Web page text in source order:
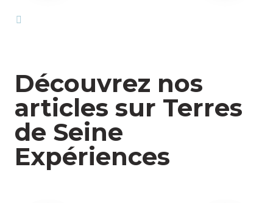
Découvrez nos
articles sur Terres
de Seine
Expériences